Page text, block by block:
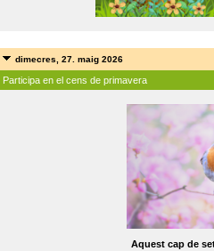
dimecres, 27. maig 2026
Participa en el cens de primavera
Aquest cap de